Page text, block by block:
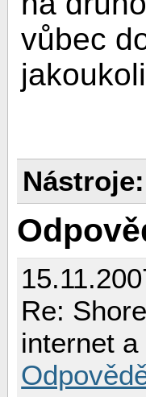
vůbec
Nástroje:
Re:
internet